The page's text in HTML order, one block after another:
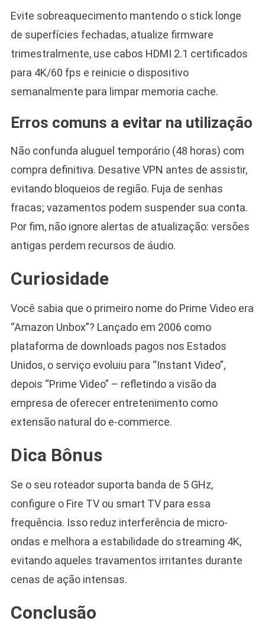
Evite sobreaquecimento mantendo o stick longe
de superfícies fechadas, atualize firmware
trimestralmente, use cabos HDMI 2.1 certificados
para 4K/60 fps e reinicie o dispositivo
semanalmente para limpar memoria cache.
Erros comuns a evitar na utilização
Não confunda aluguel temporário (48 horas) com
compra definitiva. Desative VPN antes de assistir,
evitando bloqueios de região. Fuja de senhas
fracas; vazamentos podem suspender sua conta.
Por fim, não ignore alertas de atualização: versões
antigas perdem recursos de áudio.
Curiosidade
Você sabia que o primeiro nome do Prime Video era
“Amazon Unbox”? Lançado em 2006 como
plataforma de downloads pagos nos Estados
Unidos, o serviço evoluiu para “Instant Video”,
depois “Prime Video” – refletindo a visão da
empresa de oferecer entretenimento como
extensão natural do e-commerce.
Dica Bônus
Se o seu roteador suporta banda de 5 GHz,
configure o Fire TV ou smart TV para essa
frequência. Isso reduz interferência de micro-
ondas e melhora a estabilidade do streaming 4K,
evitando aqueles travamentos irritantes durante
cenas de ação intensas.
Conclusão